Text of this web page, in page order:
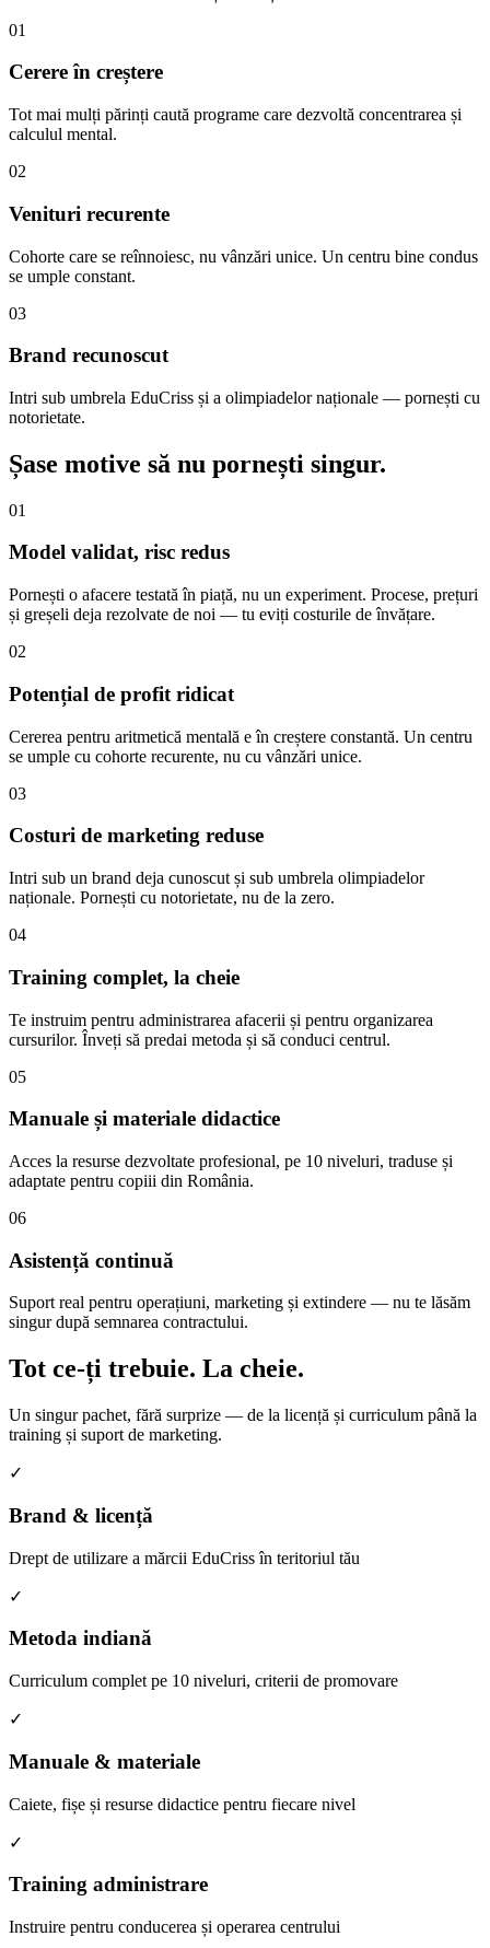
01
Cerere în creștere
Tot mai mulți părinți caută programe care dezvoltă concentrarea și
calculul mental.
02
Venituri recurente
Cohorte care se reînnoiesc, nu vânzări unice. Un centru bine condus
se umple constant.
03
Brand recunoscut
Intri sub umbrela EduCriss și a olimpiadelor naționale — pornești cu
notorietate.
Șase motive să nu pornești singur.
01
Model validat, risc redus
Pornești o afacere testată în piață, nu un experiment. Procese, prețuri
și greșeli deja rezolvate de noi — tu eviți costurile de învățare.
02
Potențial de profit ridicat
Cererea pentru aritmetică mentală e în creștere constantă. Un centru
se umple cu cohorte recurente, nu cu vânzări unice.
03
Costuri de marketing reduse
Intri sub un brand deja cunoscut și sub umbrela olimpiadelor
naționale. Pornești cu notorietate, nu de la zero.
04
Training complet, la cheie
Te instruim pentru administrarea afacerii și pentru organizarea
cursurilor. Înveți să predai metoda și să conduci centrul.
05
Manuale și materiale didactice
Acces la resurse dezvoltate profesional, pe 10 niveluri, traduse și
adaptate pentru copiii din România.
06
Asistență continuă
Suport real pentru operațiuni, marketing și extindere — nu te lăsăm
singur după semnarea contractului.
Tot ce-ți trebuie. La cheie.
Un singur pachet, fără surprize — de la licență și curriculum până la
training și suport de marketing.
✓
Brand & licență
Drept de utilizare a mărcii EduCriss în teritoriul tău
✓
Metoda indiană
Curriculum complet pe 10 niveluri, criterii de promovare
✓
Manuale & materiale
Caiete, fișe și resurse didactice pentru fiecare nivel
✓
Training administrare
Instruire pentru conducerea și operarea centrului